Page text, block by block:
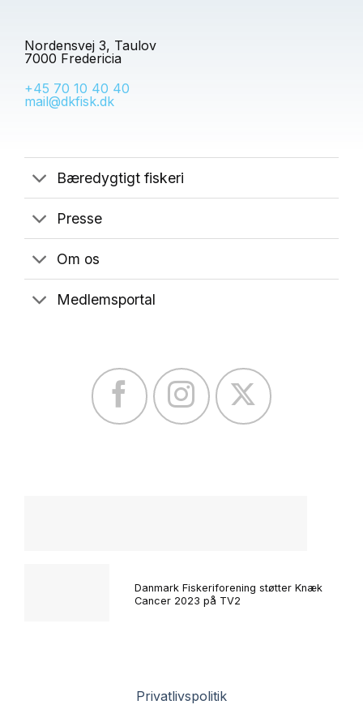
Nordensvej 3, Taulov
7000 Fredericia
+45 70 10 40 40
mail@dkfisk.dk
Bæredygtigt fiskeri
Presse
Om os
Medlemsportal
Danmark Fiskeriforening støtter Knæk
Cancer 2023 på TV2
Privatlivspolitik